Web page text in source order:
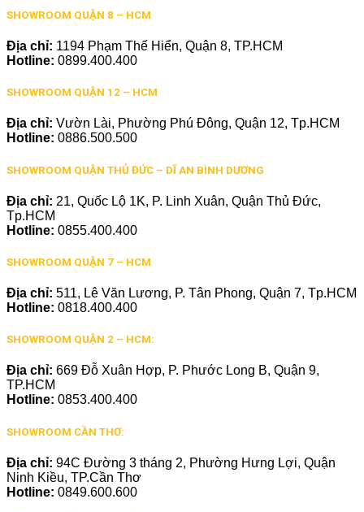
SHOWROOM QUẬN 8 – HCM
Địa chỉ: 1194 Phạm Thế Hiển, Quận 8, TP.HCM
Hotline: 0899.400.400
SHOWROOM QUẬN 12 – HCM
Địa chỉ: Vườn Lài, Phường Phú Đông, Quận 12, Tp.HCM
Hotline: 0886.500.500
SHOWROOM QUẬN THỦ ĐỨC – DĨ AN BÌNH DƯƠNG
Địa chỉ: 21, Quốc Lộ 1K, P. Linh Xuân, Quận Thủ Đức,
Tp.HCM
Hotline: 0855.400.400
SHOWROOM QUẬN 7 – HCM
Địa chỉ: 511, Lê Văn Lương, P. Tân Phong, Quận 7, Tp.HCM
Hotline: 0818.400.400
SHOWROOM QUẬN 2 – HCM:
Địa chỉ: 669 Đỗ Xuân Hợp, P. Phước Long B, Quận 9,
TP.HCM
Hotline: 0853.400.400
SHOWROOM CẦN THƠ:
Địa chỉ: 94C Đường 3 tháng 2, Phường Hưng Lợi, Quận
Ninh Kiều, TP.Cần Thơ
Hotline: 0849.600.600